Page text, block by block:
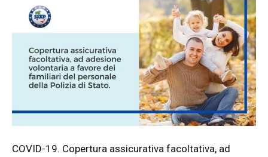
COVID-19. Copertura assicurativa facoltativa, ad